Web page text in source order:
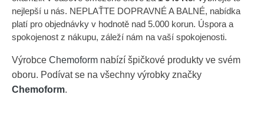
nejlepší u nás. NEPLAŤTE DOPRAVNÉ A BALNÉ, nabídka
platí pro objednávky v hodnotě nad 5.000 korun. Úspora a
spokojenost z nákupu, záleží nám na vaší spokojenosti.
Výrobce Chemoform nabízí špičkové produkty ve svém
oboru. Podívat se na všechny výrobky značky
Chemoform.